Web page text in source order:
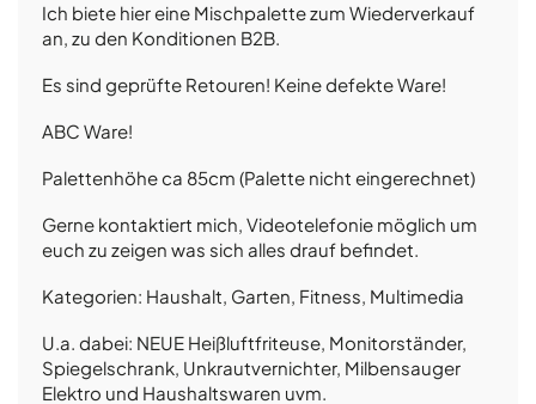
699,00 € 400,00 €.
Ich biete hier eine Mischpalette zum Wiederverkauf
an, zu den Konditionen B2B.
Es sind geprüfte Retouren! Keine defekte Ware!
ABC Ware!
Palettenhöhe ca 85cm (Palette nicht eingerechnet)
Gerne kontaktiert mich, Videotelefonie möglich um
euch zu zeigen was sich alles drauf befindet.
Kategorien: Haushalt, Garten, Fitness, Multimedia
U.a. dabei: NEUE Heißluftfriteuse, Monitorständer,
Spiegelschrank, Unkrautvernichter, Milbensauger
Elektro und Haushaltswaren uvm.